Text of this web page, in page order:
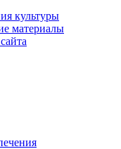
культуры
материалы